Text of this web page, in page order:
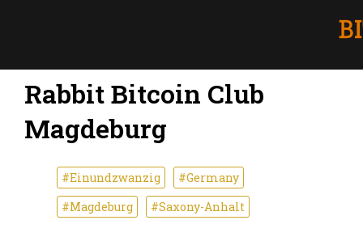
Rabbit Bitcoin Club
Magdeburg
#Einundzwanzig
#Germany
#Magdeburg
#Saxony-Anhalt